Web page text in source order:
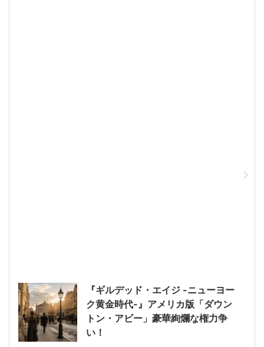
『ギルデッド・エイジ -ニューヨー
ク黄金時代-』アメリカ版「ダウン
トン・アビー」豪華絢爛な権力争
い！